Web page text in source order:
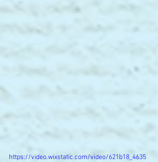
https://video.wixstatic.com/video/621b18_4635